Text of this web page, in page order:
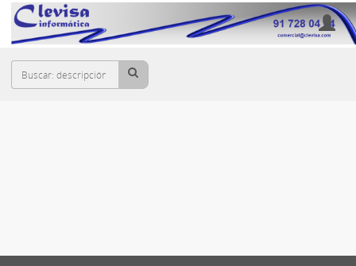
Cesta
UNIDADES CD/DVD/BLU-RAY